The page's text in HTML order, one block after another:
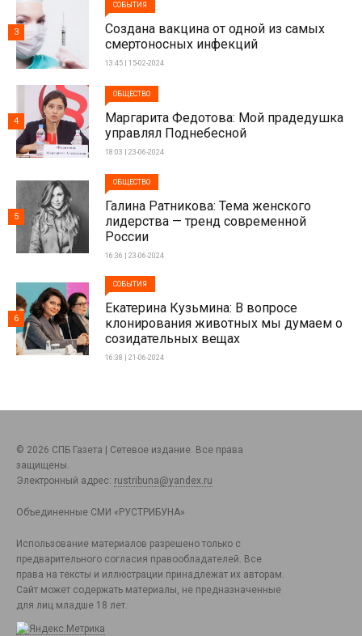
СОБЫТИЯ
Создана вакцина от одной из самых
смертоносных инфекций
13:45 | 15-02-2024
3
ОБЩЕСТВО
Маргарита Федотова: Мой прадедушка
управлял Поднебесной
18:03 | 23-06-2024
4
ОБЩЕСТВО
Галина Ратникова: Тема женского
лидерства — тренд современной
России
16:36 | 23-06-2024
5
СОБЫТИЯ
Екатерина Кузьмина: В вопросе
клонирования животных мы думаем о
созидательных вещах
16:38 | 21-06-2024
6
© 2026 СПБ Газета | Сетевое издание. Все права
защищены.
Электронный адрес: rustribuna@yandex.ru
Объединенные СМИ «РУСТРИБУНА»
Использование материалов разрешено только с
предварительного согласия правообладателей. Все
права на тексты и иллюстрации принадлежат их авторам.
Сайт может содержать материалы, не предназначенные
для лиц младше 18 лет.